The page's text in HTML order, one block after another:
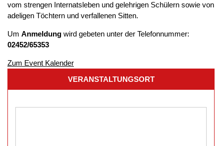
vom strengen Internatsleben und gelehrigen Schülern sowie von
adeligen Töchtern und verfallenen Sitten.
Um Anmeldung wird gebeten unter der Telefonnummer:
02452/65353
Zum Event Kalender
VERANSTALTUNGSORT